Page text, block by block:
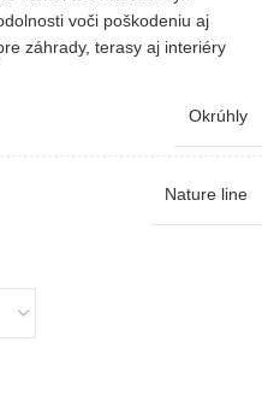
voči poškodeniu aj
záhrady, terasy aj interiéry
Okrúhly
Nature line